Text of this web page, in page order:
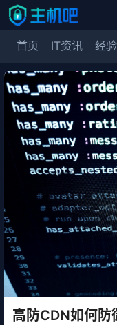
首页 IT资讯 经
高防CDN如何防